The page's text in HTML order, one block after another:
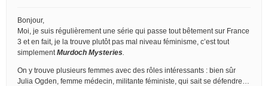
Bonjour,
Moi, je suis régulièrement une série qui passe tout bêtement sur France
3 et en fait, je la trouve plutôt pas mal niveau féminisme, c’est tout
simplement Murdoch Mysteries
On y trouve plusieurs femmes avec des rôles intéressants : bien sûr
Julia Ogden, femme médecin, militante féministe, qui sait se défendre…